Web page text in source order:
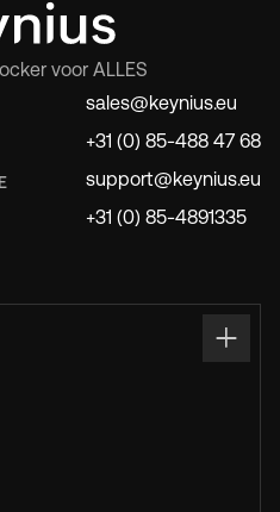
voor ALLES
sales@keynius.eu
+31 (0) 85-488 47 68
support@keynius.eu
+31 (0) 85-4891335